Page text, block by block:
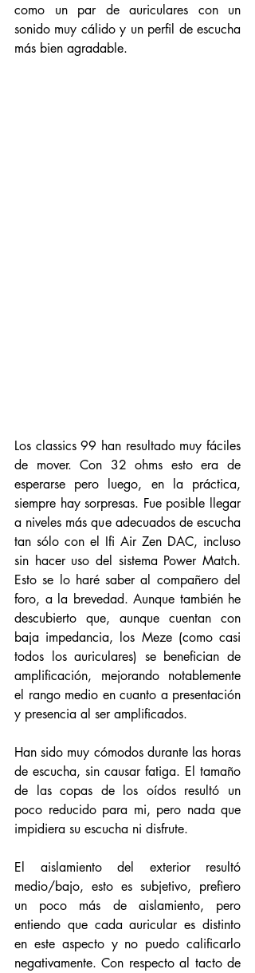
como un par de auriculares con un
sonido muy cálido y un perfil de escucha
más bien agradable.
Los classics 99 han resultado muy fáciles
de mover. Con 32 ohms esto era de
esperarse pero luego, en la práctica,
siempre hay sorpresas. Fue posible llegar
a niveles más que adecuados de escucha
tan sólo con el Ifi Air Zen DAC, incluso
sin hacer uso del sistema Power Match.
Esto se lo haré saber al compañero del
foro, a la brevedad. Aunque también he
descubierto que, aunque cuentan con
baja impedancia, los Meze (como casi
todos los auriculares) se benefician de
amplificación, mejorando notablemente
el rango medio en cuanto a presentación
y presencia al ser amplificados.
Han sido muy cómodos durante las horas
de escucha, sin causar fatiga. El tamaño
de las copas de los oídos resultó un
poco reducido para mi, pero nada que
impidiera su escucha ni disfrute.
El aislamiento del exterior resultó
medio/bajo, esto es subjetivo, prefiero
un poco más de aislamiento, pero
entiendo que cada auricular es distinto
en este aspecto y no puedo calificarlo
negativamente. Con respecto al tacto de